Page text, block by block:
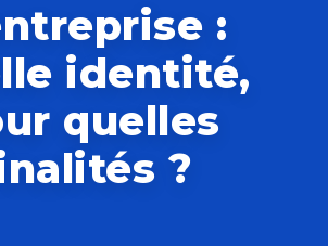
:
identité,
quelles
?